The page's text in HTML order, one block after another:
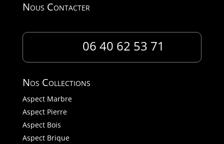
Nous Contacter
06 40 62 53 71
Nos Collections
Aspect Marbre
Aspect Pierre
Aspect Bois
Aspect Brique